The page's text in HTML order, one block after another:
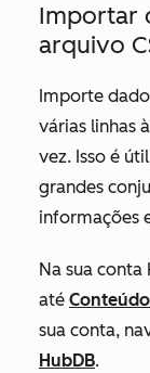
Importar
arquivo
Importe
várias linhas
vez. Isso é
grandes
informações
Na sua conta
até Conteúdo
sua conta,
HubDB.